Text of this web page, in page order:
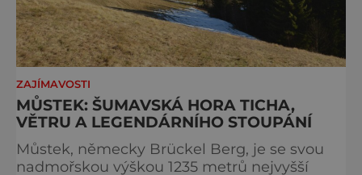
ZAJÍMAVOSTI
MŮSTEK: ŠUMAVSKÁ HORA TICHA,
VĚTRU A LEGENDÁRNÍHO STOUPÁNÍ
Můstek, německy Brückel Berg, je se svou
nadmořskou výškou 1235 metrů nejvyšší